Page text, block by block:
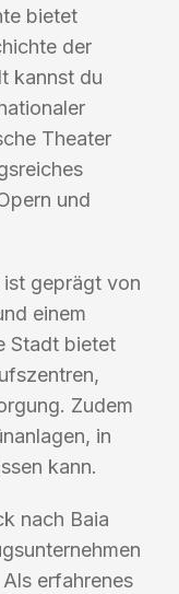
bietet
der
kannst du
Theater
und
ist geprägt von
einem
Stadt bietet
Zudem
in
kann.
nach Baia
erfahrenes